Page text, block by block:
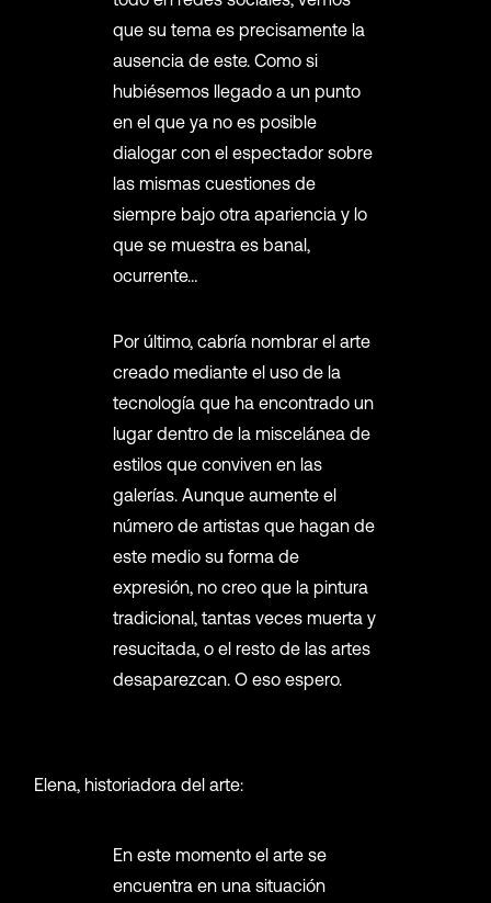
que su tema es precisamente la
ausencia de este. Como si
hubiésemos llegado a un punto
en el que ya no es posible
dialogar con el espectador sobre
las mismas cuestiones de
siempre bajo otra apariencia y lo
que se muestra es banal,
ocurrente…
Por último, cabría nombrar el arte
creado mediante el uso de la
tecnología que ha encontrado un
lugar dentro de la miscelánea de
estilos que conviven en las
galerías. Aunque aumente el
número de artistas que hagan de
este medio su forma de
expresión, no creo que la pintura
tradicional, tantas veces muerta y
resucitada, o el resto de las artes
desaparezcan. O eso espero.
Elena, historiadora del arte:
En este momento el arte se
encuentra en una situación